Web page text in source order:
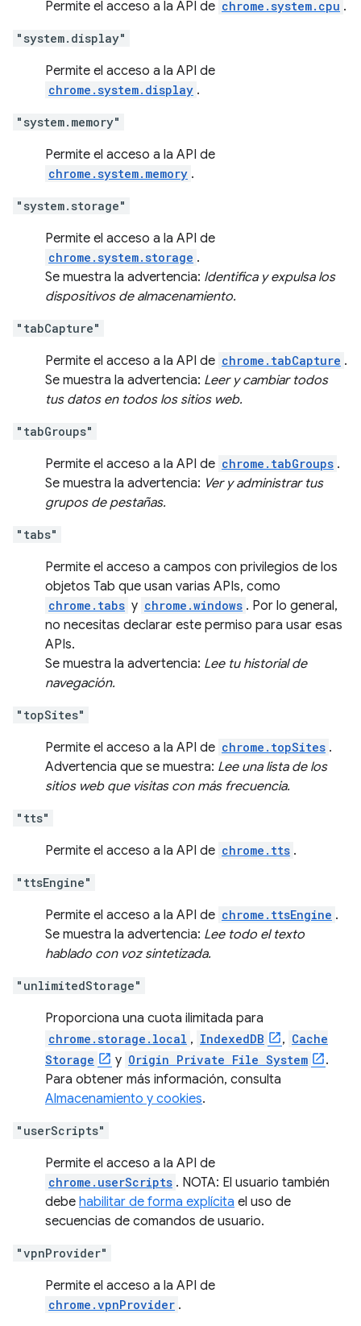
Permite el acceso a la API de chrome.system.cpu .
"system.display"
Permite el acceso a la API de
chrome.system.display .
"system.memory"
Permite el acceso a la API de
chrome.system.memory .
"system.storage"
Permite el acceso a la API de
chrome.system.storage .
Se muestra la advertencia: Identifica y expulsa los
dispositivos de almacenamiento.
"tabCapture"
Permite el acceso a la API de chrome.tabCapture .
Se muestra la advertencia: Leer y cambiar todos
tus datos en todos los sitios web.
"tabGroups"
Permite el acceso a la API de chrome.tabGroups .
Se muestra la advertencia: Ver y administrar tus
grupos de pestañas.
"tabs"
Permite el acceso a campos con privilegios de los
objetos Tab que usan varias APIs, como
chrome.tabs y chrome.windows . Por lo general,
no necesitas declarar este permiso para usar esas
APIs.
Se muestra la advertencia: Lee tu historial de
navegación.
"topSites"
Permite el acceso a la API de chrome.topSites .
Advertencia que se muestra: Lee una lista de los
sitios web que visitas con más frecuencia.
"tts"
Permite el acceso a la API de chrome.tts .
"ttsEngine"
Permite el acceso a la API de chrome.ttsEngine .
Se muestra la advertencia: Lee todo el texto
hablado con voz sintetizada.
"unlimitedStorage"
Proporciona una cuota ilimitada para
chrome.storage.local , IndexedDB , Cache
Storage
y Origin Private File System
.
Para obtener más información, consulta
Almacenamiento y cookies.
"userScripts"
Permite el acceso a la API de
chrome.userScripts . NOTA: El usuario también
debe habilitar de forma explícita el uso de
secuencias de comandos de usuario.
"vpnProvider"
Permite el acceso a la API de
chrome.vpnProvider .